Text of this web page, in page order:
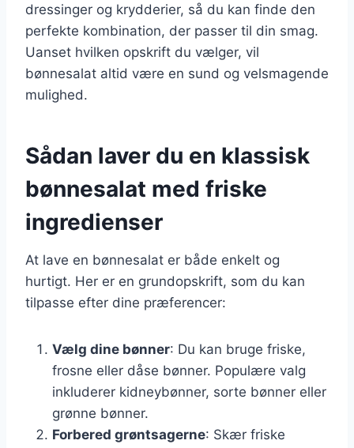
dressinger og krydderier, så du kan finde den
perfekte kombination, der passer til din smag.
Uanset hvilken opskrift du vælger, vil
bønnesalat altid være en sund og velsmagende
mulighed.
Sådan laver du en klassisk
bønnesalat med friske
ingredienser
At lave en bønnesalat er både enkelt og
hurtigt. Her er en grundopskrift, som du kan
tilpasse efter dine præferencer:
Vælg dine bønner: Du kan bruge friske,
frosne eller dåse bønner. Populære valg
inkluderer kidneybønner, sorte bønner eller
grønne bønner.
Forbered grøntsagerne: Skær friske